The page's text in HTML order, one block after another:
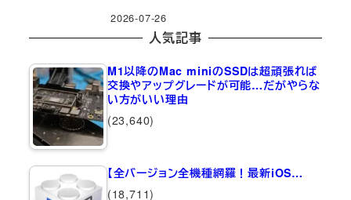
2026-07-26
人気記事
M1以降のMac miniのSSDは超頑張れば
交換やアップグレードが可能…だがやらな
い方がいい理由
(23,640)
【全バージョン全機種網羅！最新iOS…
(18,711)